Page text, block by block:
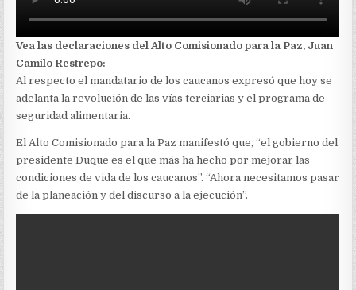
Vea las declaraciones del Alto Comisionado para la Paz, Juan
Camilo Restrepo:
Al respecto el mandatario de los caucanos expresó que hoy se
adelanta la revolución de las vías terciarias y el programa de
seguridad alimentaria.
El Alto Comisionado para la Paz manifestó que, “el gobierno del
presidente Duque es el que más ha hecho por mejorar las
condiciones de vida de los caucanos”. “Ahora necesitamos pasar
de la planeación y del discurso a la ejecución”.